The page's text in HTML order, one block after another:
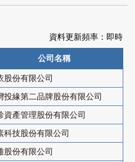
資料更新頻率：即時
公司名稱
股份有限公司
投緣第二品牌股份有限公司
資產管理股份有限公司
科技股份有限公司
股份有限公司